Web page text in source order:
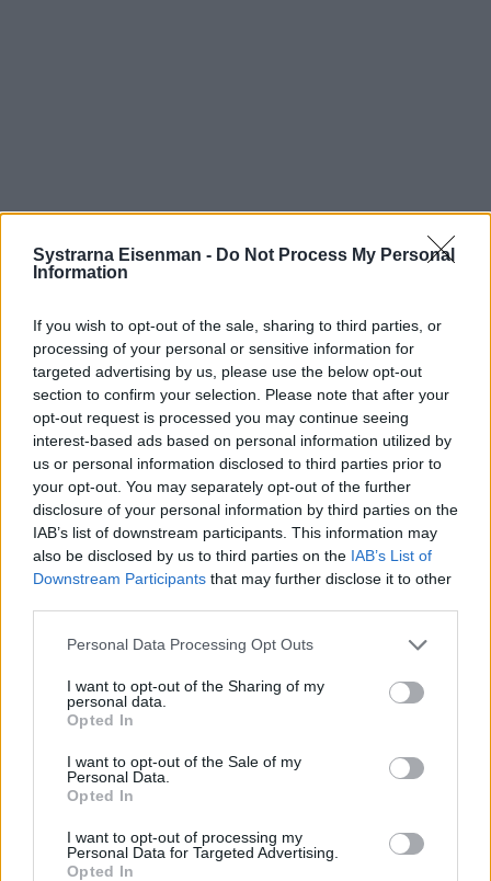
Systrarna Eisenman - Do Not Process My Personal
Information
If you wish to opt-out of the sale, sharing to third parties, or
processing of your personal or sensitive information for
targeted advertising by us, please use the below opt-out
section to confirm your selection. Please note that after your
opt-out request is processed you may continue seeing
interest-based ads based on personal information utilized by
us or personal information disclosed to third parties prior to
your opt-out. You may separately opt-out of the further
disclosure of your personal information by third parties on the
IAB’s list of downstream participants. This information may
also be disclosed by us to third parties on the IAB’s List of
Downstream Participants that may further disclose it to other
Personal Data Processing Opt Outs
I want to opt-out of the Sharing of my
personal data.
Opted In
I want to opt-out of the Sale of my
Personal Data.
Opted In
I want to opt-out of processing my
Personal Data for Targeted Advertising.
Opted In
Prenumerera